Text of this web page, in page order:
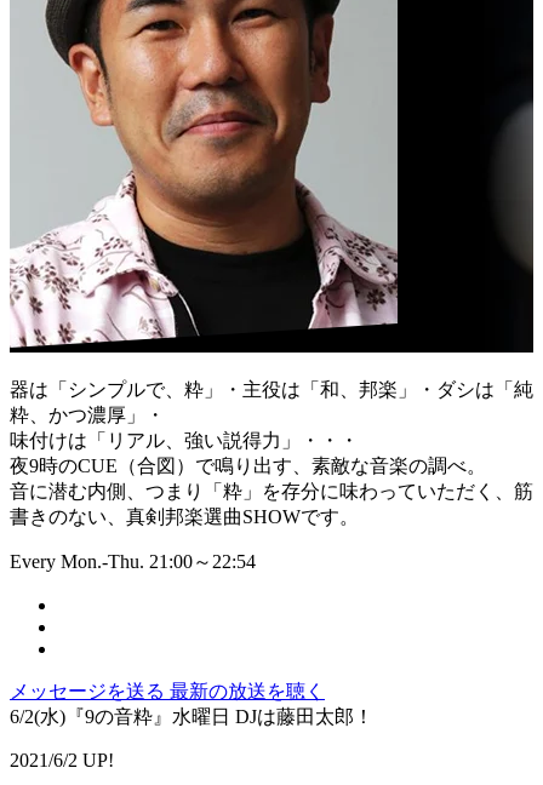
器は「シンプルで、粋」・主役は「和、邦楽」・ダシは「純
粋、かつ濃厚」・
味付けは「リアル、強い説得力」・・・
夜9時のCUE（合図）で鳴り出す、素敵な音楽の調べ。
音に潜む内側、つまり「粋」を存分に味わっていただく、筋
書きのない、真剣邦楽選曲SHOWです。
Every Mon.-Thu. 21:00～22:54
メッセージを送る 最新の放送を聴く
6/2(水)『9の音粋』水曜日 DJは藤田太郎！
2021/6/2 UP!